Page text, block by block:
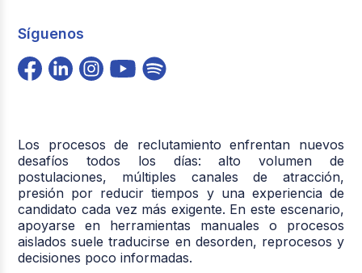
Síguenos
Los procesos de reclutamiento enfrentan nuevos
desafíos todos los días: alto volumen de
postulaciones, múltiples canales de atracción,
presión por reducir tiempos y una experiencia de
candidato cada vez más exigente. En este escenario,
apoyarse en herramientas manuales o procesos
aislados suele traducirse en desorden, reprocesos y
decisiones poco informadas.